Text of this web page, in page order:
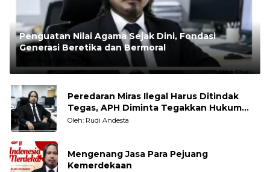
Penguatan Nilai Agama Sejak Dini, Fondasi
Generasi Beretika dan Bermoral
Rudi Andesta
Peredaran Miras Ilegal Harus Ditindak
Tegas, APH Diminta Tegakkan Hukum
Tanpa Pandang Bulu
Oleh: Rudi Andesta
Mengenang Jasa Para Pejuang
Kemerdekaan